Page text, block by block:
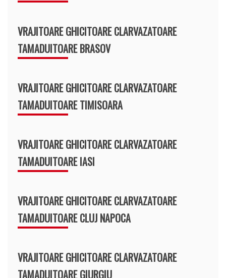
VRAJITOARE GHICITOARE CLARVAZATOARE
TAMADUITOARE BRASOV
VRAJITOARE GHICITOARE CLARVAZATOARE
TAMADUITOARE TIMISOARA
VRAJITOARE GHICITOARE CLARVAZATOARE
TAMADUITOARE IASI
VRAJITOARE GHICITOARE CLARVAZATOARE
TAMADUITOARE CLUJ NAPOCA
VRAJITOARE GHICITOARE CLARVAZATOARE
TAMADUITOARE GIURGIU